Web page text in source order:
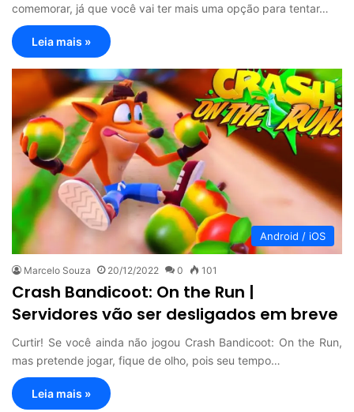
comemorar, já que você vai ter mais uma opção para tentar…
Leia mais »
Android / iOS
Marcelo Souza 20/12/2022 0 101
Crash Bandicoot: On the Run |
Servidores vão ser desligados em breve
Curtir! Se você ainda não jogou Crash Bandicoot: On the Run,
mas pretende jogar, fique de olho, pois seu tempo…
Leia mais »